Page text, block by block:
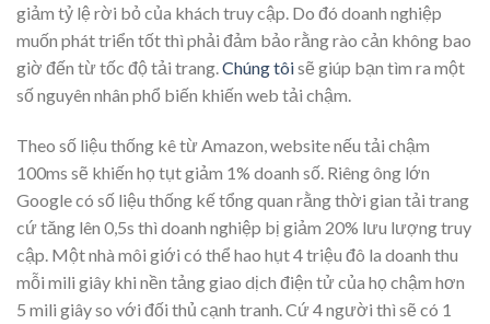
giảm tỷ lệ rời bỏ của khách truy cập. Do đó doanh nghiệp
muốn phát triển tốt thì phải đảm bảo rằng rào cản không bao
giờ đến từ tốc độ tải trang.Chúng tôisẽ giúp bạn tìm ra một
số nguyên nhân phổ biến khiến web tải chậm.
Theo số liệu thống kê từ Amazon, website nếu tải chậm
100ms sẽ khiến họ tụt giảm 1% doanh số. Riêng ông lớn
Google có số liệu thống kế tổng quan rằng thời gian tải trang
cứ tăng lên 0,5s thì doanh nghiệp bị giảm 20% lưu lượng truy
cập. Một nhà môi giới có thể hao hụt 4 triệu đô la doanh thu
mỗi mili giây khi nền tảng giao dịch điện tử của họ chậm hơn
5 mili giây so với đối thủ cạnh tranh. Cứ 4 người thì sẽ có 1